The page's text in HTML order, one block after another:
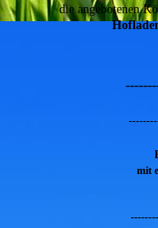
die angebotenen
mit